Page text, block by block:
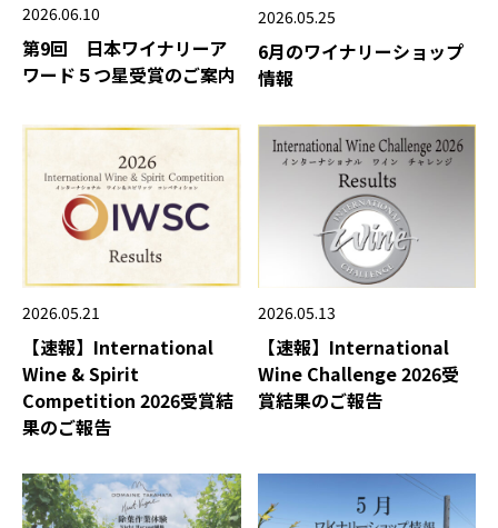
2026.06.10
第9回 日本ワイナリーア
ワード５つ星受賞のご案内
2026.05.25
6月のワイナリーショップ
情報
2026.05.21
【速報】International
Wine & Spirit
Competition 2026受賞結
果のご報告
2026.05.13
【速報】International
Wine Challenge 2026受
賞結果のご報告